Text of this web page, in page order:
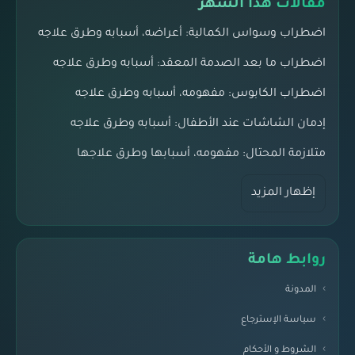
مقالات هذا الشهر
اضطراب وسواس الكمالية: أعراضه، أسبابه وطرق علاجه
اضطراب ما بعد الصدمة المعقد: أسبابه وطرق علاجه
اضطراب الكابوس: مفهومه، أسبابه وطرق علاجه
إدمان الشاشات عند الأطفال: أسبابه وطرق علاجه
متلازمة المحتال: مفهومه، أسبابها وطرق علاجها
إظهار المزيد
روابط هامة
المدونة
سياسة الإسترجاع
الشروط و الأحكام